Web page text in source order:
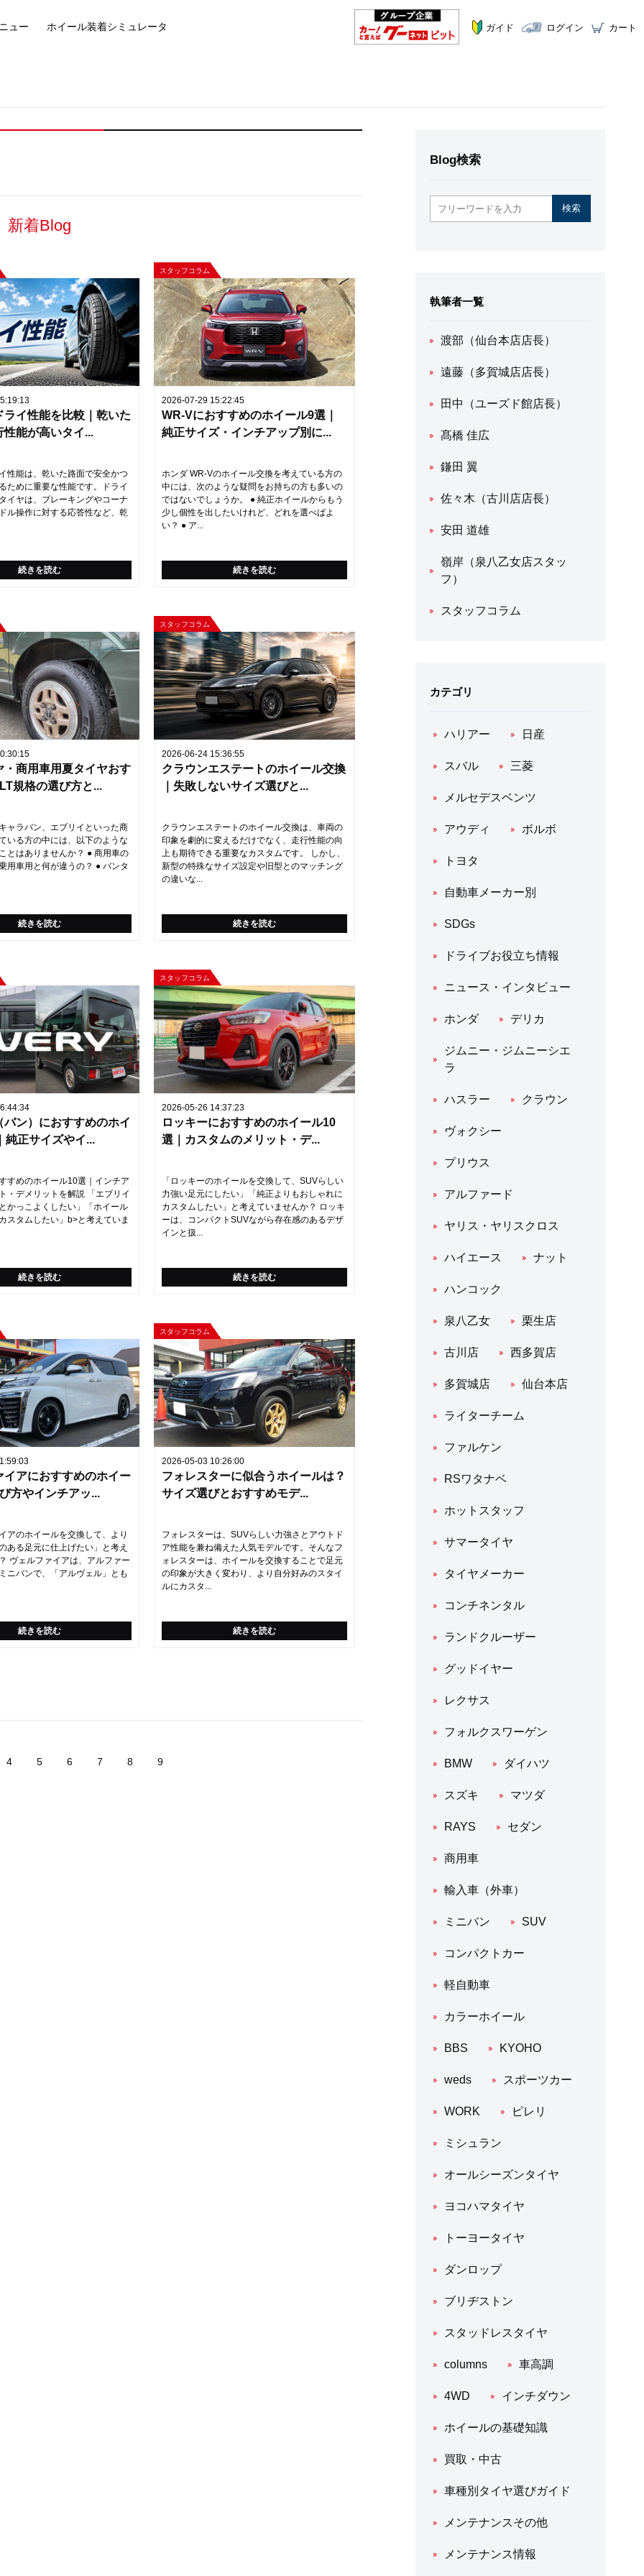
ュー ホイール装着シミュレータ ガイド ログイン カート
新着Blog
ライ性能を比較｜乾いた
性能が高いタイ...
性能は、乾いた路面で安全かつ
ために重要な性能です。ドライ
イヤは、ブレーキングやコーナ
ル操作に対する応答性など、乾
続きを読む
スタッフコラム
2026-07-29 15:22:45
WR-Vにおすすめのホイール9選｜
純正サイズ・インチアップ別に...
ホンダ WR-Vのホイール交換を考えている方の
中には、次のような疑問をお持ちの方も多いの
ではないでしょうか。 ● 純正ホイールからもう
少し個性を出したいけれど、どれを選べばよ
い？ ● ア...
続きを読む
・商用車用夏タイヤおす
規格の選び方と...
ャラバン、エブリイといった商
いる方の中には、以下のような
とはありませんか？ ● 商用車の
用車用と何が違うの？ ● バンタ
続きを読む
スタッフコラム
2026-06-24 15:36:55
クラウンエステートのホイール交換
｜失敗しないサイズ選びと...
クラウンエステートのホイール交換は、車両の
印象を劇的に変えるだけでなく、走行性能の向
上も期待できる重要なカスタムです。 しかし、
新型の特殊なサイズ設定や旧型とのマッチング
の違いな...
続きを読む
バン）におすすめのホイ
純正サイズやイ...
すめのホイール10選｜インチア
・デメリットを解説 「エブリイ
かっこよくしたい」「ホイール
スタムしたい」b>と考えていま
続きを読む
スタッフコラム
2026-05-26 14:37:23
ロッキーにおすすめのホイール10
選｜カスタムのメリット・デ...
「ロッキーのホイールを交換して、SUVらしい
力強い足元にしたい」「純正よりもおしゃれに
カスタムしたい」と考えていませんか？ ロッキ
ーは、コンパクトSUVながら存在感のあるデザ
インと扱...
続きを読む
イアにおすすめのホイー
方やインチアッ...
アのホイールを交換して、より
ある足元に仕上げたい」と考え
ヴェルファイアは、アルファー
ニバンで、「アルヴェル」とも
続きを読む
スタッフコラム
2026-05-03 10:26:00
フォレスターに似合うホイールは？
サイズ選びとおすすめモデ...
フォレスターは、SUVらしい力強さとアウトド
ア性能を兼ね備えた人気モデルです。そんなフ
ォレスターは、ホイールを交換することで足元
の印象が大きく変わり、より自分好みのスタイ
ルにカスタ...
続きを読む
4 5 6 7 8 9
Blog検索
執筆者一覧
渡部（仙台本店店長）
遠藤（多賀城店店長）
田中（ユーズド館店長）
髙橋 佳広
鎌田 翼
佐々木（古川店店長）
安田 道雄
嶺岸（泉八乙女店スタッ
フ）
スタッフコラム
カテゴリ
ハリアー 日産
スバル 三菱
メルセデスベンツ
アウディ ボルボ
トヨタ
自動車メーカー別
SDGs
ドライブお役立ち情報
ニュース・インタビュー
ホンダ デリカ
ジムニー・ジムニーシエ
ラ
ハスラー クラウン
ヴォクシー
プリウス
アルファード
ヤリス・ヤリスクロス
ハイエース ナット
ハンコック
泉八乙女 栗生店
古川店 西多賀店
多賀城店 仙台本店
ライターチーム
ファルケン
RSワタナベ
ホットスタッフ
サマータイヤ
タイヤメーカー
コンチネンタル
ランドクルーザー
グッドイヤー
レクサス
フォルクスワーゲン
BMW ダイハツ
スズキ マツダ
RAYS セダン
商用車
輸入車（外車）
ミニバン SUV
コンパクトカー
軽自動車
カラーホイール
BBS KYOHO
weds スポーツカー
WORK ピレリ
ミシュラン
オールシーズンタイヤ
ヨコハマタイヤ
トーヨータイヤ
ダンロップ
ブリヂストン
スタッドレスタイヤ
columns 車高調
4WD インチダウン
ホイールの基礎知識
買取・中古
車種別タイヤ選びガイド
メンテナンスその他
メンテナンス情報